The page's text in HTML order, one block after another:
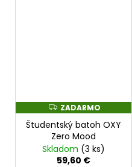
Z
A
D
R
M
O
ZADARMO
Študentský batoh OXY
Zero Mood
Skladom (3 ks)
59,60 €